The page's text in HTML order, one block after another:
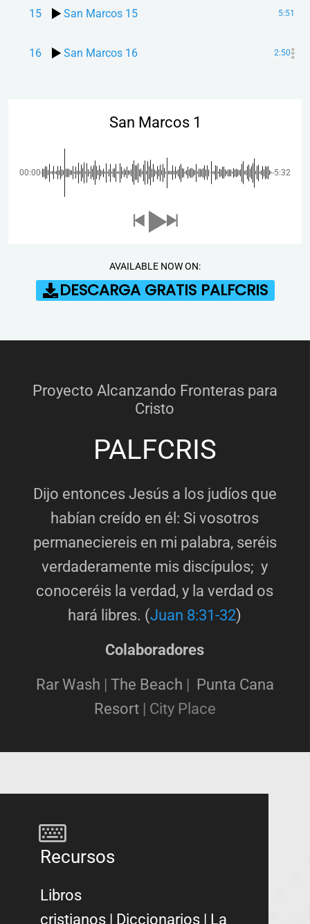
15 San Marcos 15 5:51
16 San Marcos 16 2:50
San Marcos 1
00:00 -5:32
AVAILABLE NOW ON:
DESCARGA GRATIS PALFCRIS
Proyecto Alcanzando Fronteras para
Cristo
PALFCRIS
Dijo entonces Jesús a los judíos que
habían creído en él: Si vosotros
permaneciereis en mi palabra, seréis
verdaderamente mis discípulos; y
conoceréis la verdad, y la verdad os
hará libres. (Juan 8:31-32)
Colaboradores
Rar Wash | The Beach | Punta Cana
Resort| City Place
Recursos
Libros
cristianos | Diccionarios | La